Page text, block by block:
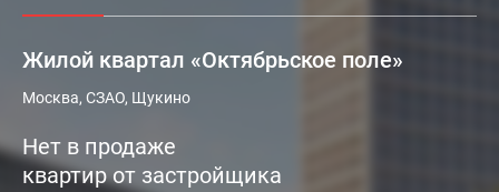
Жилой квартал «Октябрьское поле»
Жилой
«Октябрьское
поле»
Москва, СЗАО, Щукино
Нет в продаже
квартир от застройщика